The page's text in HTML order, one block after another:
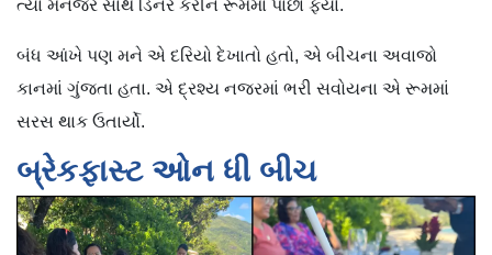
ત્યાં મેનેજર સાથે ડિનર કરીને રૂમમાં પાછા ફર્યા.
બંધ આંખે પણ મને એ દરિયો દેખાતો હતો, એ બીચના અવાજો
કાનમાં ગુંજતા હતા. એ દ્રશ્ય નજરમાં ભરી સવોયના એ રૂમમાં
સરસ થાક ઉતાર્યો.
બ્રેકફાસ્ટ ઓન ધી બીચ